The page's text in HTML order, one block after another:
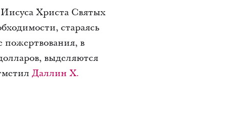
Христа Святых
стараясь
пожертвования, в
выделяются
Даллин Х.